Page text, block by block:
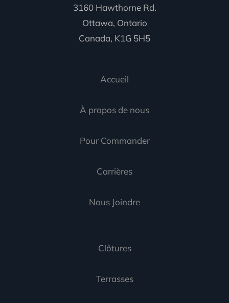
3160 Hawthorne Rd.
Ottawa, Ontario
Canada, K1G 5H5
Accueil
À propos de nous
Pour Commander
Carrières
Nous Joindre
Clôtures
Terrasses